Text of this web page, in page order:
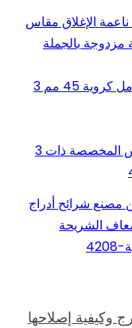
ناعمة الإغلاق مقاس
شرائح أدراج بالجملة مع محامل كروية 45 مم 3
منزلقات أدراج خزانة الملابس المخصصة ذات 3
مصنع شرائح أدراج
بالجملة 42 مم 3 أضعاف الشريحة